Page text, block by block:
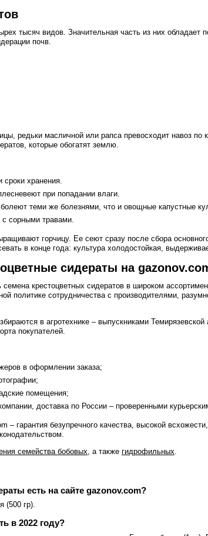
тысяч видов. Значительная часть из них
почв.
редьки масличной или рапса превосходит навоз
которые обогатят землю.
сроки хранения.
при попадании влаги.
теми же болезнями, что и овощные капустные
сорными травами.
горчицу. Ее сеют сразу после сбора
в конце года: культура холодостойкая,
сидераты на
крестоцветных сидератов в широком
политике сотрудничества с производителями,
в агротехнике – выпускниками
покупателей.
в оформлении заказа;
помещения;
доставка по России – проверенными
– гарантия безупречного качества, высокой
семейства бобовых , а также гидрофильных
есть на сайте gazonov.com?
(500 гр).
в 2022 году?